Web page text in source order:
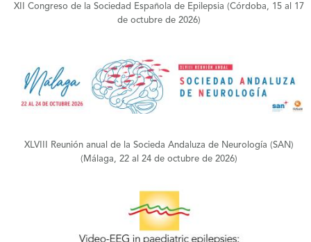
XII Congreso de la Sociedad Española de Epilepsia (Córdoba, 15 al 17
de octubre de 2026)
+
XLVIII Reunión anual de la Socieda Andaluza de Neurología (SAN)
(Málaga, 22 al 24 de octubre de 2026)
+